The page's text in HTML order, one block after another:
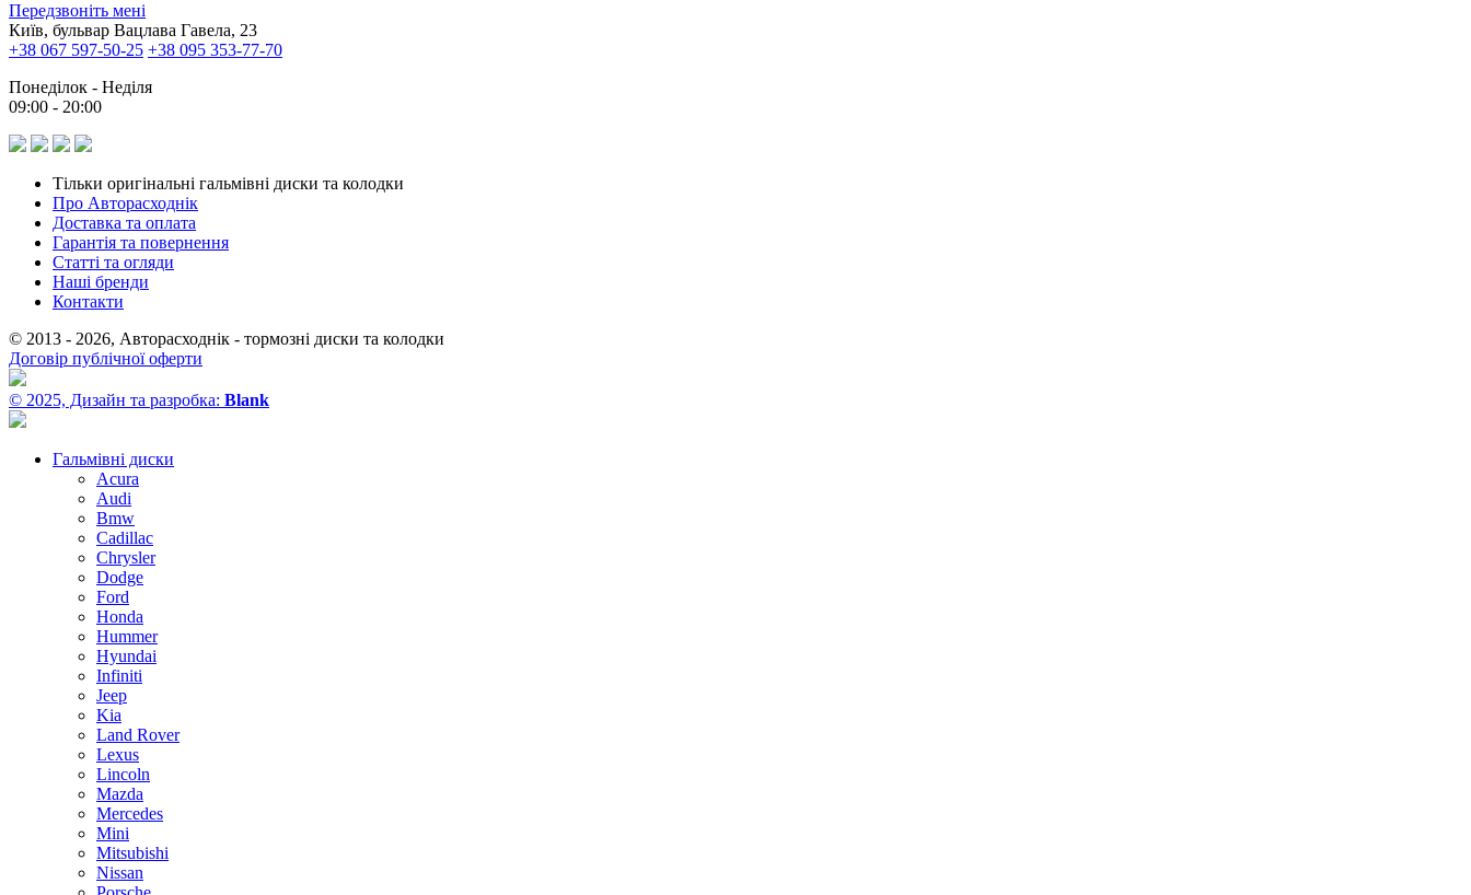
Передзвоніть мені
Київ, бульвар Вацлава Гавела, 23
+38 067 597-50-25 +38 095 353-77-70
Понеділок - Неділя
09:00 - 20:00
Тільки оригінальні гальмівні диски та колодки
Про Авторасходнік
Доставка та оплата
Гарантія та повернення
Статті та огляди
Наші бренди
Контакти
© 2013 - 2026, Авторасходнік - тормозні диски та колодки
Договір публічної оферти
© 2025, Дизайн та разробка: Blank
Гальмівні диски
Acura
Audi
Bmw
Cadillac
Chrysler
Dodge
Ford
Honda
Hummer
Hyundai
Infiniti
Jeep
Kia
Land Rover
Lexus
Lincoln
Mazda
Mercedes
Mini
Mitsubishi
Nissan